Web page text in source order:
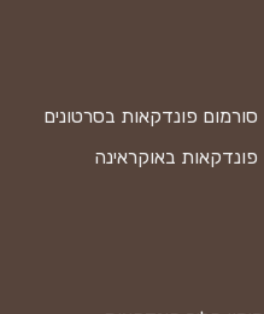
סורמום פונדקאות בסרטונים
פונדקאות באוקראינה